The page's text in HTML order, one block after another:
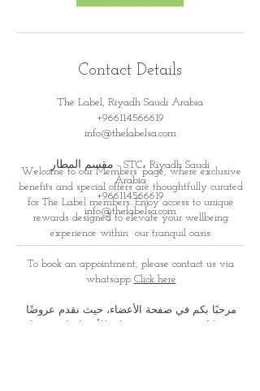
Contact Details
The Label, Riyadh Saudi Arabia
+966114566619
info@thelabelsa.com
مقسم المطار - STC، Riyadh Saudi
Arabia
+966114566619
info@thelabelsa.com
Welcome to our Members’ page, where exclusive
benefits and special offers are thoughtfully curated
for The Label members. Enjoy access to unique
rewards designed to elevate your wellbeing
experience within our tranquil oasis.
To book an appointment, please contact us via
whatsapp Click here
مرحبًا بكم في صفحة الأعضاء، حيث نقدم عروضًا